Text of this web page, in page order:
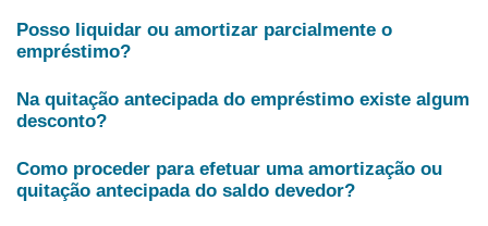
Posso liquidar ou amortizar parcialmente o
empréstimo?
Na quitação antecipada do empréstimo existe algum
desconto?
Como proceder para efetuar uma amortização ou
quitação antecipada do saldo devedor?